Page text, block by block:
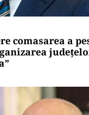
comasarea a